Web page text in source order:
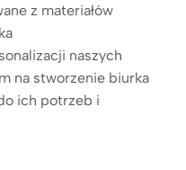
z materiałów
naszych
na stworzenie biurka
ich potrzeb i